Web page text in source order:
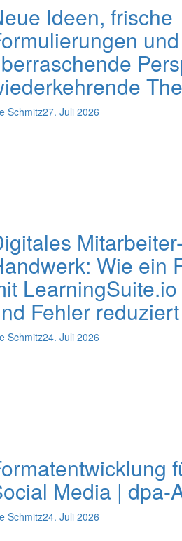
Ideen, frische
und
Schmitz27. Juli 2026
Wie ein
Fehler reduziert
Schmitz24. Juli 2026
Media | dpa-
Schmitz24. Juli 2026